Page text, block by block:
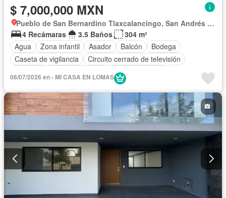
$ 7,000,000 MXN
Pueblo de San Bernardino Tlaxcalancingo, San Andrés Cholula
4 Recámaras
3.5 Baños
304 m²
Agua
Zona infantil Asador Balcón
Bodega
Caseta de vigilancia
Circuito cerrado de televisión
Cocina integral
Cuarto de servicio
Estacionamiento
Gimnasio Jardín
Despacho
Recámara con closet
Azotea
Sala polivalente
Televisión por cable
Terraza
Zonas verdes Sin amueblar
06/07/2026 en - MI CASA EN LOMAS